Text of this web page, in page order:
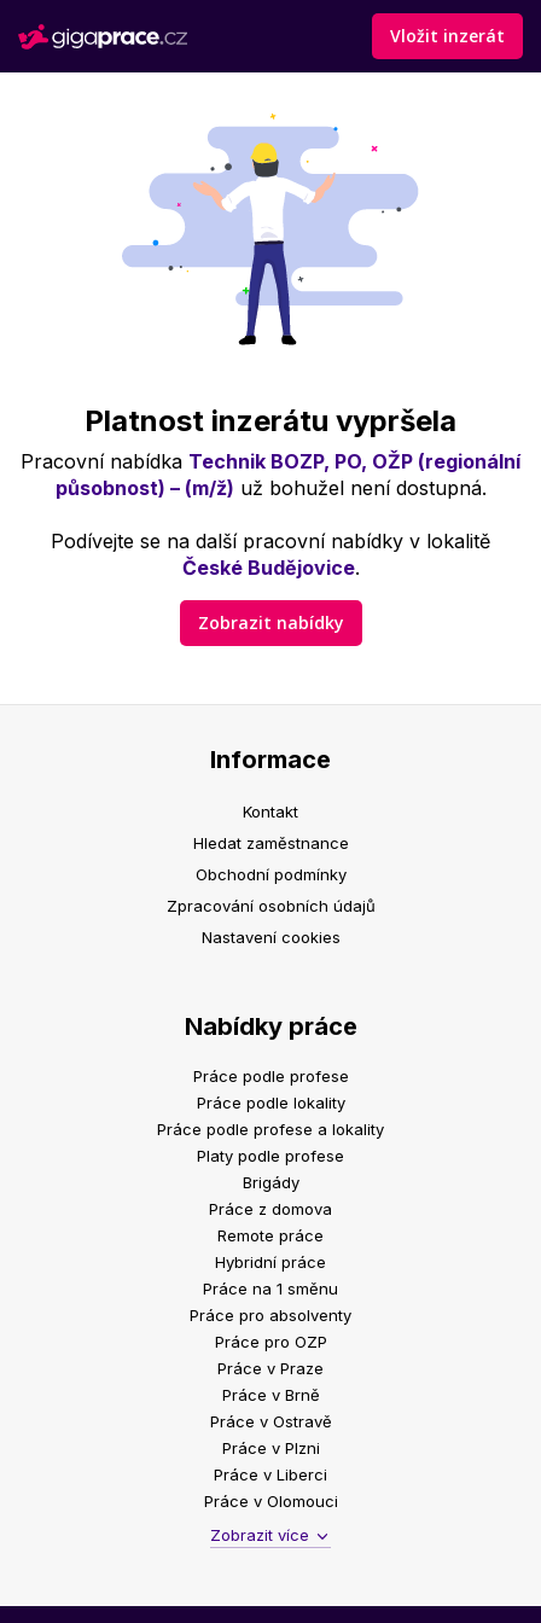
Vložit inzerát
Platnost inzerátu vypršela
Pracovní nabídka Technik BOZP, PO, OŽP (regionální
působnost) – (m/ž) už bohužel není dostupná.
Podívejte se na další pracovní nabídky v lokalitě
České Budějovice.
Zobrazit nabídky
Informace
Kontakt
Hledat zaměstnance
Obchodní podmínky
Zpracování osobních údajů
Nastavení cookies
Nabídky práce
Práce podle profese
Práce podle lokality
Práce podle profese a lokality
Platy podle profese
Brigády
Práce z domova
Remote práce
Hybridní práce
Práce na 1 směnu
Práce pro absolventy
Práce pro OZP
Práce v Praze
Práce v Brně
Práce v Ostravě
Práce v Plzni
Práce v Liberci
Práce v Olomouci
Zobrazit více